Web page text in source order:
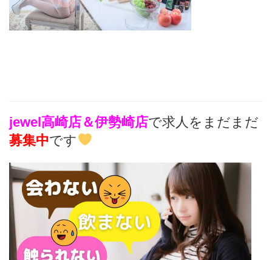
jewel高崎店＆伊勢崎店で求人をまだまだ
募集中です